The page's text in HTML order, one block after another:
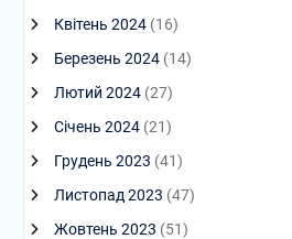
Квітень 2024(16)
Березень 2024(14)
Лютий 2024(27)
Січень 2024(21)
Грудень 2023 (41)
Листопад 2023 (47)
Жовтень 2023 (51)